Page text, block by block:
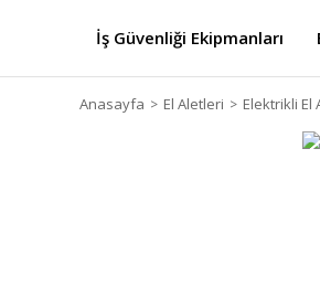
İş Güvenliği Ekipmanları
Anasayfa El Aletleri Elektrikli El